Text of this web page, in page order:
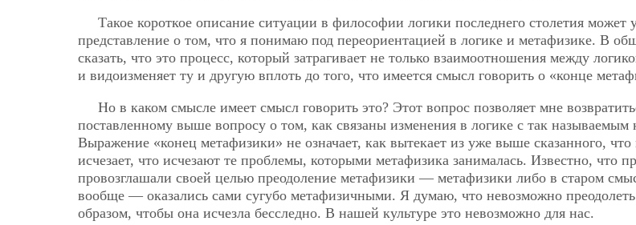
Такое короткое описание ситуации в философии логики последнего столетия может
представление о том, что я понимаю под переориентацией в логике и метафизике. В
сказать, что это процесс, который затрагивает не только взаимоотношения между
и видоизменяет ту и другую вплоть до того, что имеется смысл говорить о «конце
Но в каком смысле имеет смысл говорить это? Этот вопрос позволяет мне
поставленному выше вопросу о том, как связаны изменения в логике с так
Выражение «конец метафизики» не означает, как вытекает из уже выше сказанного, что
исчезает, что исчезают те проблемы, которыми метафизика занималась. Известно, что
провозглашали своей целью преодоление метафизики — метафизики либо в старом
вообще — оказались сами сугубо метафизичными. Я думаю, что невозможно
образом, чтобы она исчезла бесследно. В нашей культуре это невозможно для нас.